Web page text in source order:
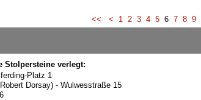
<< < 1 2 3 4 5 6 7 8 9
Stolpersteine verlegt:
Platz 1
Dorsay) - Wulwesstraße 15